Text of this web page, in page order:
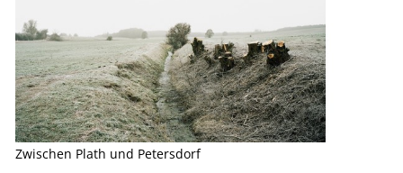
Zwischen Plath und Petersdorf